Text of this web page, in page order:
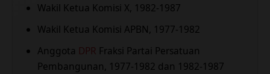
Wakil Ketua Komisi X, 1982-1987
Wakil Ketua Komisi APBN, 1977-1982
Anggota DPR Fraksi Partai Persatuan
Pembangunan, 1977-1982 dan 1982-1987